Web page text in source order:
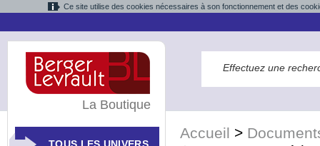
Ce site utilise des cookies nécessaires à son fonctionnement et des
Accueil >
La Boutique